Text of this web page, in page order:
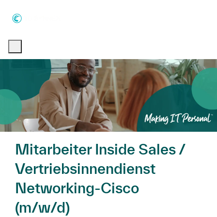
Mitarbeiter Inside Sales /
Vertriebsinnendienst
Networking-Cisco
(m/w/d)